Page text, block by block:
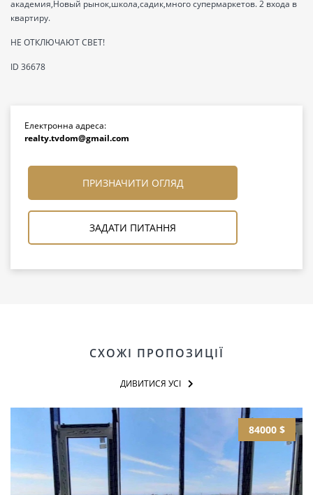
академия,Новый рынок,школа,садик,много супермаркетов. 2 входа в
квартиру.
НЕ ОТКЛЮЧАЮТ СВЕТ!
ID 36678
Електронна адреса:
realty.tvdom@gmail.com
ПРИЗНАЧИТИ ОГЛЯД
ЗАДАТИ ПИТАННЯ
СХОЖІ ПРОПОЗИЦІЇ
ДИВИТИСЯ УСІ
84000 $